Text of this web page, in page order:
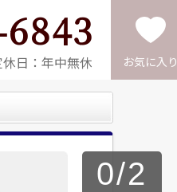
日：年中無休 お気に入り
0/2